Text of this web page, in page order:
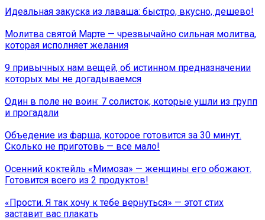
Идеальная закуска из лаваша: быстро, вкусно, дешево!
Молитва святой Марте — чрезвычайно сильная молитва,
которая исполняет желания
9 привычных нам вещей, об истинном предназначении
которых мы не догадываемся
Один в поле не воин: 7 солисток, которые ушли из групп
и прогадали
Объедение из фарша, которое готовится за 30 минут.
Сколько не приготовь — все мало!
Осенний коктейль «Мимоза» — женщины его обожают.
Готовится всего из 2 продуктов!
«Прости. Я так хочу к тебе вернуться» — этот стих
заставит вас плакать